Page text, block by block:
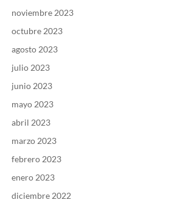
noviembre 2023
octubre 2023
agosto 2023
julio 2023
junio 2023
mayo 2023
abril 2023
marzo 2023
febrero 2023
enero 2023
diciembre 2022